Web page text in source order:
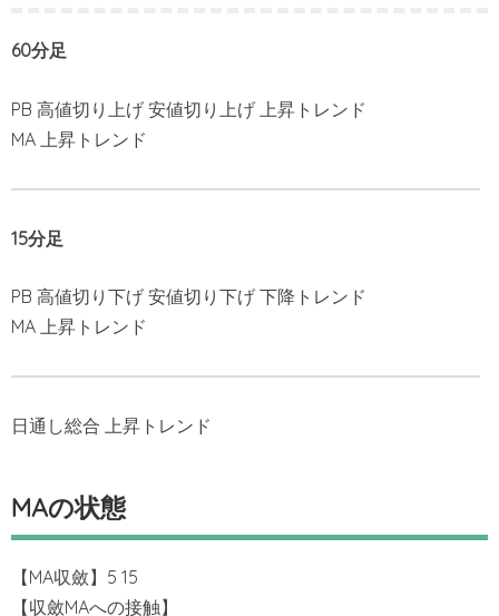
60分足
PB 高値切り上げ 安値切り上げ 上昇トレンド
MA 上昇トレンド
15分足
PB 高値切り下げ 安値切り下げ 下降トレンド
MA 上昇トレンド
日通し総合 上昇トレンド
MAの状態
【MA収斂】5 15
【収斂MAへの接触】